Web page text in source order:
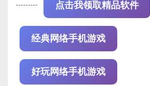
--------- 点击我领取精品软件
经典网络手机游戏
好玩网络手机游戏